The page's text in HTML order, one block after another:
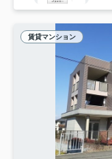
賃貸マンション